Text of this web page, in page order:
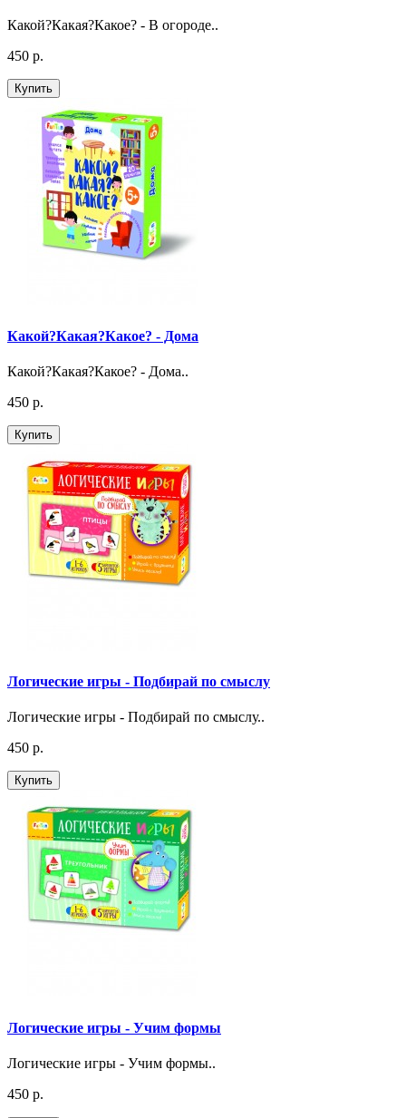
Какой?Какая?Какое? - В огороде..
450 р.
Купить
Какой?Какая?Какое? - Дома
Какой?Какая?Какое? - Дома..
450 р.
Купить
Логические игры - Подбирай по смыслу
Логические игры - Подбирай по смыслу..
450 р.
Купить
Логические игры - Учим формы
Логические игры - Учим формы..
450 р.